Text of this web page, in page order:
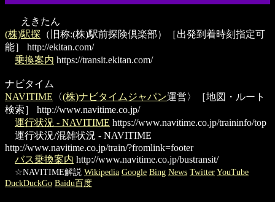
えきたん
(株)駅探 （旧称:(株)駅前探険倶楽部）［出発到着時刻指定可
能］
http://ekitan.com/
乗換案内 https://transit.ekitan.com/
ナビタイム
NAVITIME 〈(株)ナビタイムジャパン運営〉［地図・ルート
検索］
http://www.navitime.co.jp/
運行状況 - NAVITIME https://www.navitime.co.jp/traininfo/top
運行状況/混雑状況 - NAVITIME
http://www.navitime.co.jp/train/?fromlink=footer
バス乗換案内 http://www.navitime.co.jp/bustransit/
☆NAVITIME解説 Wikipedia Google Bing News Twitter YouTube
DuckDuckGo Baidu百度